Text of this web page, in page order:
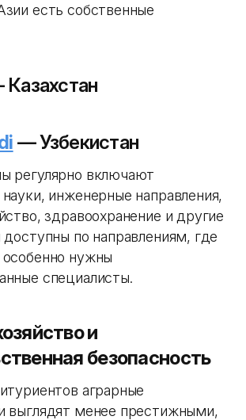
есть собственные
— Узбекистан
регулярно включают
инженерные направления,
здравоохранение и другие
по направлениям, где
нужны
специалисты.
и
безопасность
аграрные
выглядят менее престижными,